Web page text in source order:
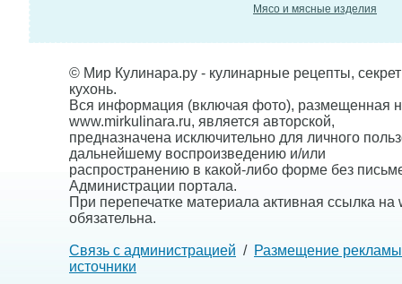
Мясо и мясные изделия
© Мир Кулинара.ру - кулинарные рецепты,
кухонь.
Вся информация (включая фото), размещенная
www.mirkulinara.ru, является авторской,
предназначена исключительно для личного
дальнейшему воспроизведению и/или
распространению в какой-либо форме без
Администрации портала.
При перепечатке материала активная ссылка на
обязательна.
Связь с администрацией / Размещение рекламы
источники